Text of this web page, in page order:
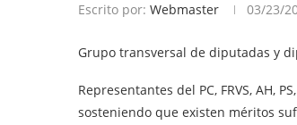
Escrito por: Webmaster 03/23/
Grupo transversal de diputadas y
Representantes del PC, FRVS, AH,
sosteniendo que existen méritos